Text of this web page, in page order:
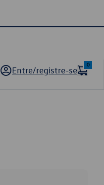
Entre/registre-se
0